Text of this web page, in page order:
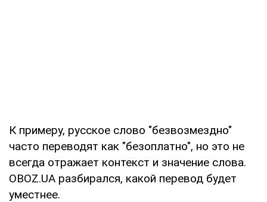
К примеру, русское слово "безвозмездно"
часто переводят как "безоплатно", но это не
всегда отражает контекст и значение слова.
OBOZ.UA разбирался, какой перевод будет
уместнее.